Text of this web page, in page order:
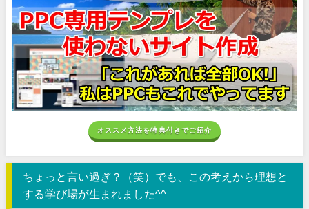
オススメ方法を特典付きでご紹介
ちょっと言い過ぎ？（笑）でも、この考えから理想と
する学び場が生まれました^^